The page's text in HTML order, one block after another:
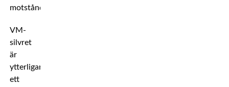
motståndare.
VM-
silvret
är
ytterligare
ett